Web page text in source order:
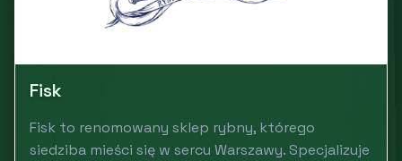
Fisk
Fisk to renomowany sklep rybny, którego
siedziba mieści się w sercu Warszawy. Specjalizuje